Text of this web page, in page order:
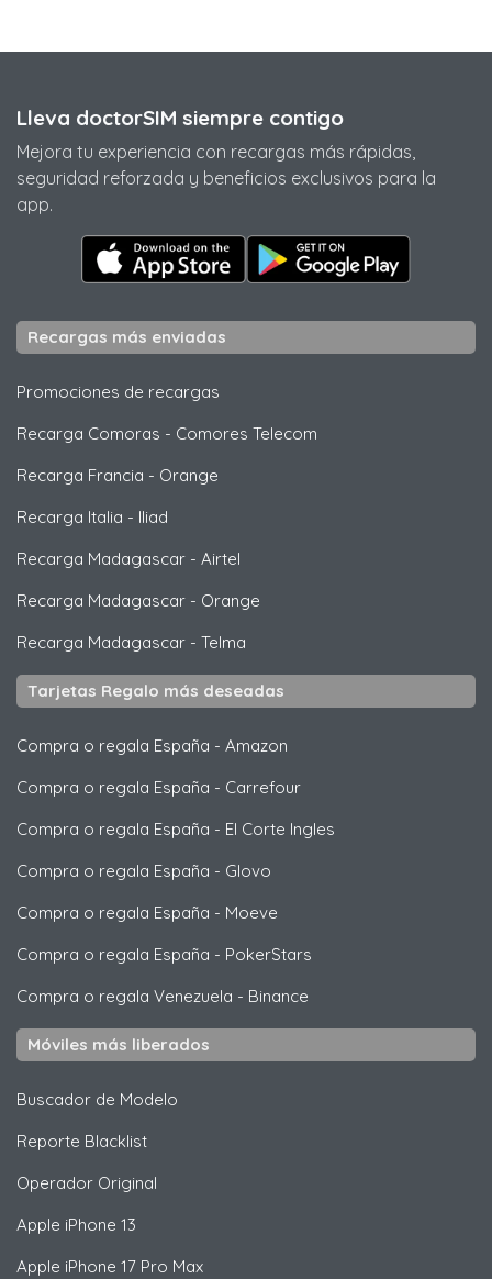
Lleva doctorSIM siempre contigo
Mejora tu experiencia con recargas más rápidas,
seguridad reforzada y beneficios exclusivos para la
app.
Recargas más enviadas
Promociones de recargas
Recarga Comoras - Comores Telecom
Recarga Francia - Orange
Recarga Italia - Iliad
Recarga Madagascar - Airtel
Recarga Madagascar - Orange
Recarga Madagascar - Telma
Tarjetas Regalo más deseadas
Compra o regala España - Amazon
Compra o regala España - Carrefour
Compra o regala España - El Corte Ingles
Compra o regala España - Glovo
Compra o regala España - Moeve
Compra o regala España - PokerStars
Compra o regala Venezuela - Binance
Móviles más liberados
Buscador de Modelo
Reporte Blacklist
Operador Original
Apple iPhone 13
Apple iPhone 17 Pro Max